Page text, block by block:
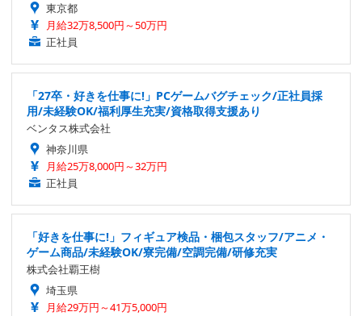
東京都
月給32万8,500円～50万円
正社員
「27卒・好きを仕事に!」PCゲームバグチェック/正社員採
用/未経験OK/福利厚生充実/資格取得支援あり
ベンタス株式会社
神奈川県
月給25万8,000円～32万円
正社員
「好きを仕事に!」フィギュア検品・梱包スタッフ/アニメ・
ゲーム商品/未経験OK/寮完備/空調完備/研修充実
株式会社覇王樹
埼玉県
月給29万円～41万5,000円